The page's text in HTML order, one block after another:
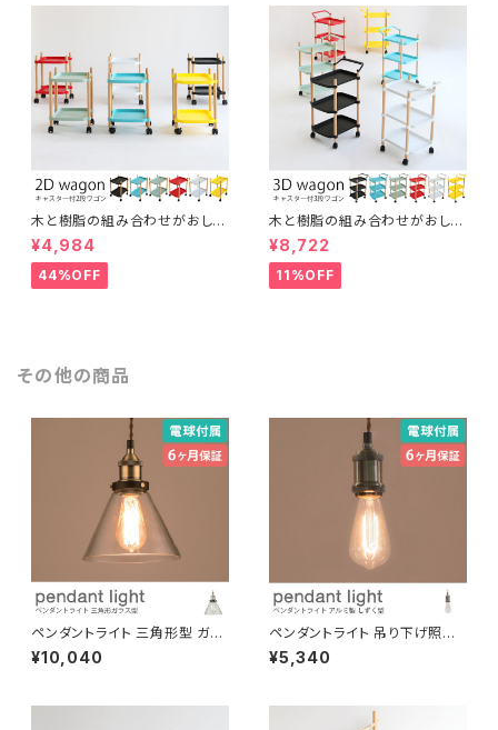
木と樹脂の組み合わせがおしゃ
れな2段ワゴン スッキリ片づけ
キャスター付き 取っ手付き 多目
的 サイドワゴン ナイトテーブル
ガレージ キッチンワゴン インテ
¥4,984
44%OFF
木と樹脂の組み合わせがおしゃ
れな3段ワゴン スッキリ片づけ
キャスター付き 取っ手付き 多目
的 サイドワゴン ファイル ガレー
ジ キッチンワゴン インテリア
¥8,722
11%OFF
その他の商品
ペンダントライト 三角形型 ガラ
ス製 電球付き 吊り下げ照明 天
井照明 コード長さ調節可 LED
¥10,040
ペンダントライト 吊り下げ照明
しずく型 電球付き コード長さ調
節可 LED対応可 引っ掛けシー
¥5,340